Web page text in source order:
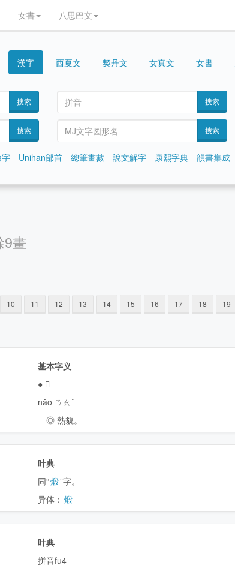
女書 八思巴文
漢字 西夏文 契丹文 女真文 女書
搜索 搜索
搜索 搜索
Unihan部首 總筆畫數 說文解字 康熙字典 韻書集成
9畫
10 11 12 13 14 15 16 17 18 19
基本字义
● 𤊲
nǎo ㄋㄠˇ
◎ 熱貌。
叶典
同“煅”字。
异体： 煅
叶典
拼音fu4